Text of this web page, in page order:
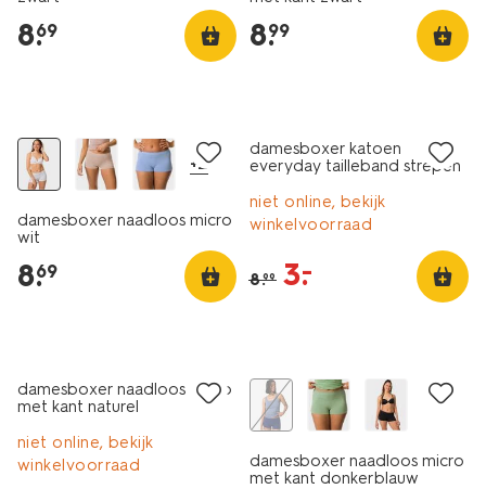
8.
69 8.
99
+2
damesboxer naadloos micro
wit
8.
69
damesboxer katoen
everyday tailleband strepen
niet online, bekijk
winkelvoorraad
8.99 3.
–
damesboxer naadloos micro
met kant naturel
niet online, bekijk
winkelvoorraad
damesboxer naadloos micro
met kant donkerblauw